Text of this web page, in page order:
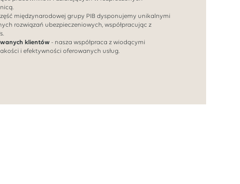
międzynarodowej grupy PIB dysponujemy unikalnymi
rozwiązań ubezpieczeniowych, współpracując z
klientów - nasza współpraca z wiodącymi
i efektywności oferowanych usług.